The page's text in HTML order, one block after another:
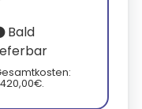
Bald